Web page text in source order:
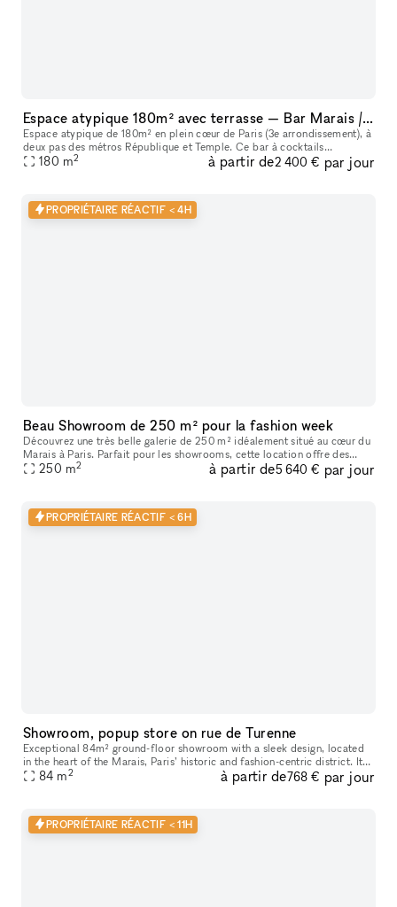
Espace atypique 180m² avec terrasse — Bar Marais / République — Showroom, shooting, pop-up restaurant, défilé
Espace atypique de 180m² en plein cœur de Paris (3e arrondissement), à
deux pas des métros République et Temple. Ce bar à cocktails
centenaire fondé en 1923 offre un cadre unique et scénographiable p
180 m2 à partir de2 400 € par jour
PROPRIÉTAIRE RÉACTIF < 4H
Beau Showroom de 250 m² pour la fashion week
Découvrez une très belle galerie de 250 m² idéalement situé au cœur du
Marais à Paris. Parfait pour les showrooms, cette location offre des
caractéristiques uniques telles que de hauts plafonds, des
250 m2 à partir de5 640 € par jour
PROPRIÉTAIRE RÉACTIF < 6H
Showroom, popup store on rue de Turenne
Exceptional 84m² ground-floor showroom with a sleek design, located
in the heart of the Marais, Paris’ historic and fashion-centric district. Its
prime location and flexible layout make it ideal for
84 m2 à partir de768 € par jour
PROPRIÉTAIRE RÉACTIF < 11H